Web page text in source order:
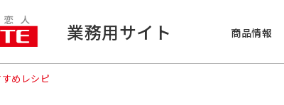
業務用サイト 商品情報
めレシピ